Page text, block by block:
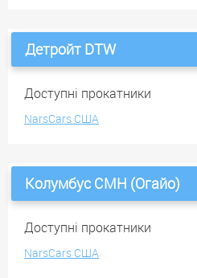
Детройт DTW
Доступні прокатники
NarsCars США
Колумбус CMH (Огайо)
Доступні прокатники
NarsCars США